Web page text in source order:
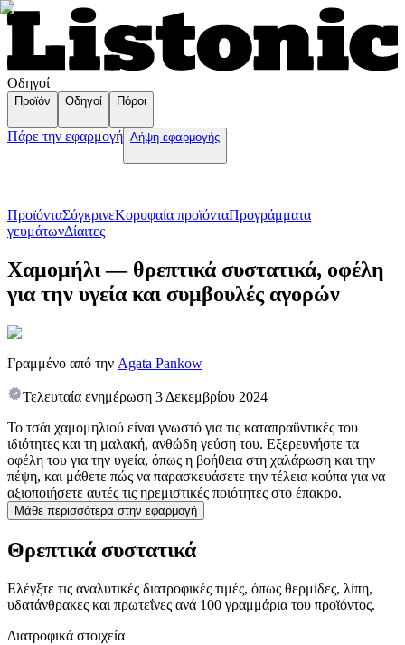
Οδηγοί
Προϊόν Οδηγοί Πόροι
Πάρε την εφαρμογή Λήψη εφαρμογής
ΠροϊόνταΣύγκρινεΚορυφαία προϊόνταПρογράμματα
γευμάτωνΔίαιτες
Χαμομήλι — θρεπτικά συστατικά, οφέλη
για την υγεία και συμβουλές αγορών
Γραμμένο από την Agata Pankow
Τελευταία ενημέρωση 3 Δεκεμβρίου 2024
Το τσάι χαμομηλιού είναι γνωστό για τις καταπραϋντικές του
ιδιότητες και τη μαλακή, ανθώδη γεύση του. Εξερευνήστε τα
οφέλη του για την υγεία, όπως η βοήθεια στη χαλάρωση και την
πέψη, και μάθετε πώς να παρασκευάσετε την τέλεια κούπα για να
αξιοποιήσετε αυτές τις ηρεμιστικές ποιότητες στο έπακρο.
Μάθε περισσότερα στην εφαρμογή
Θρεπτικά συστατικά
Ελέγξτε τις αναλυτικές διατροφικές τιμές, όπως θερμίδες, λίπη,
υδατάνθρακες και πρωτεΐνες ανά 100 γραμμάρια του προϊόντος.
Διατροφικά στοιχεία